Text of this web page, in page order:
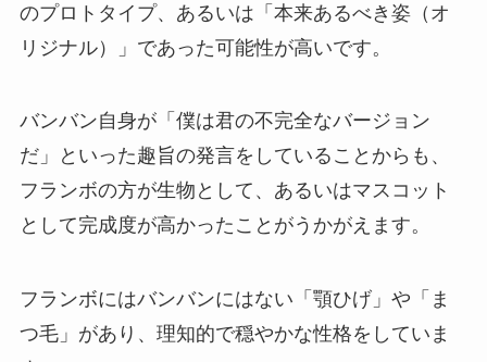
のプロトタイプ、あるいは「本来あるべき姿（オ
リジナル）」であった可能性が高いです。
バンバン自身が「僕は君の不完全なバージョン
だ」といった趣旨の発言をしていることからも、
フランボの方が生物として、あるいはマスコット
として完成度が高かったことがうかがえます。
フランボにはバンバンにはない「顎ひげ」や「ま
つ毛」があり、理知的で穏やかな性格をしていま